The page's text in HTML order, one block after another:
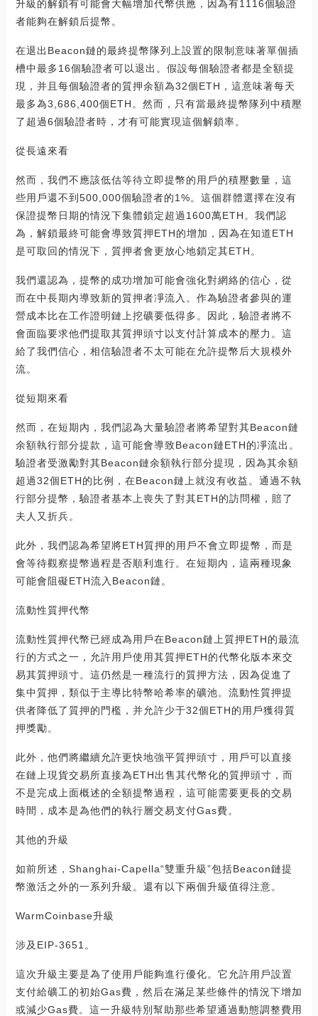
升級的解鎖有可能會大幅增加代幣供應，因為有1116個驗證
者能夠在解鎖后提幣。
在退出Beacon鏈的最終提幣隊列上設置的限制意味著單個插
槽中最多16個驗證者可以退出。假設每個驗證者都是全額提
現，并且每個驗證者的質押余額為32個ETH，這意味著每天
最多為3,686,400個ETH。然而，只有當最終提幣隊列中積壓
了超過6個驗證者時，才有可能實現這個解鎖率。
從長遠來看
然而，我們不應該低估等待立即提幣的用戶的積壓數量，這
些用戶還不到500,000個驗證者的1%。這個群體選擇在沒有
保證提幣日期的情況下集體鎖定超過1600萬ETH。我們認
為，解鎖最終可能會導致質押ETH的增加，因為在知道ETH
是可取回的情況下，質押者會更放心地鎖定其ETH。
我們還認為，提幣的成功增加可能會強化對網絡的信心，從
而在中長期內導致新的質押者凈流入。作為驗證者參與的運
營成本比在工作證明鏈上挖礦要低得多。因此，驗證者將不
會面臨要求他們提取其質押頭寸以支付計算成本的壓力。這
給了我們信心，相信驗證者不太可能在允許提幣后大規模外
流。
從短期來看
然而，在短期內，我們認為大量驗證者將希望對其Beacon鏈
余額執行部分提款，這可能會導致Beacon鏈ETH的凈流出。
驗證者受激勵對其Beacon鏈余額執行部分提現，因為其余額
超過32個ETH的比例，在Beacon鏈上就沒有收益。通過不執
行部分提幣，驗證者基本上喪失了對其ETH的訪問權，賠了
夫人又折兵。
此外，我們認為希望將ETH質押的用戶不會立即提幣，而是
會等待觀察提幣過程是否順利進行。在短期內，這兩種現象
可能會阻礙ETH流入Beacon鏈。
流動性質押代幣
流動性質押代幣已經成為用戶在Beacon鏈上質押ETH的最流
行的方式之一，允許用戶使用其質押ETH的代幣化版本來交
易其質押頭寸。這仍然是一種流行的質押方法，因為促進了
集中質押，類似于主導比特幣哈希率的礦池。流動性質押提
供者降低了質押的門檻，并允許少于32個ETH的用戶獲得質
押獎勵。
此外，他們將繼續允許更快地強平質押頭寸，用戶可以直接
在鏈上現貨交易所直接為ETH出售其代幣化的質押頭寸，而
不是完成上面概述的全額提幣過程，這可能需要更長的交易
時間，成本是為他們的執行層交易支付Gas費。
其他的升級
如前所述，Shanghai-Capella“雙重升級”包括Beacon鏈提
幣激活之外的一系列升級。還有以下兩個升級值得注意。
WarmCoinbase升級
涉及EIP-3651。
這次升級主要是為了使用戶能夠進行優化。它允許用戶設置
支付給礦工的初始Gas費，然后在滿足某些條件的情況下增加
或減少Gas費。這一升級特別幫助那些希望通過動態調整費用